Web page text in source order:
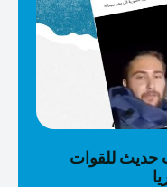
حديث للقوات